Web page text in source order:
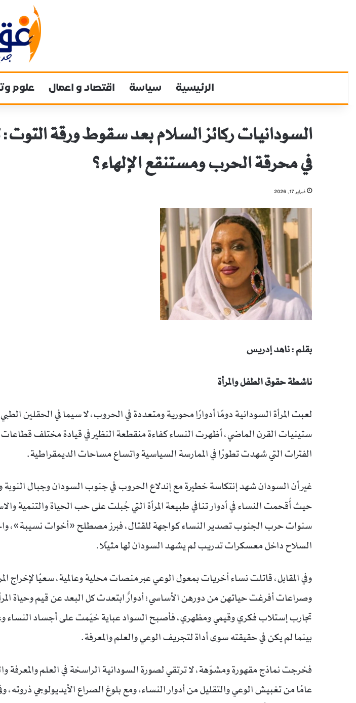
الرئيسية سياسة اقتصاد و اعمال علوم
السودانيات ركائز السلام بعد سقوط ورقة التوت:
في محرقة الحرب ومستنقع الإلهاء؟
فبراير 17, 2026
بقلم : ناهد إدريس
ناشطة حقوق الطفل والمرأة
لعبت المرأة السودانية دومًا أدوارًا محورية ومتعددة في الحروب، لا سيما في الحقلين
ستينيات القرن الماضي، أظهرت النساء كفاءة منقطعة النظير في قيادة مختلف
الفترات التي شهدت تطورًا في الممارسة السياسية واتساع مساحات الديمقراطية.
غير أن السودان شهد إنتكاسة خطيرة مع إندلاع الحروب في جنوب السودان وجبال
حيث أُقحمت النساء في أدوار تنافي طبيعة المرأة التي جُبلت على حب الحياة والتنمية
سنوات حرب الجنوب تصدير النساء كواجهة للقتال، فبرز مصطلح «أخوات نسيبة»،
السلاح داخل معسكرات تدريب لم يشهد السودان لها مثيلًا.
وفي المقابل، قاتلت نساء أخريات بمعول الوعي عبر منصات محلية وعالمية، سعيًا لإخراج
وصراعات أفرغت حياتهن من دورهن الأساسي؛ أدوارٌ ابتعدت كل البعد عن قيم وحياة
تجارب إستلاب فكري وقيمي ومظهري، فأصبح السواد عباية خيّمت على أجساد النساء
بينما لم يكن في حقيقته سوى أداة لتجريف الوعي والعلم والمعرفة.
فخرجت نماذج مقهورة ومشوّهة، لا ترتقي لصورة السودانية الراسخة في العلم والمعرفة
عامًا من تغبيش الوعي والتقليل من أدوار النساء، ومع بلوغ الصراع الأيديولوجي